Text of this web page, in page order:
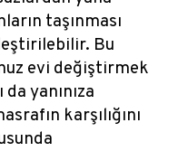
taşınması
Bu
evi değiştirmek
yanınıza
karşılığını